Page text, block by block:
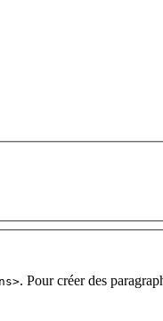
. Pour créer des